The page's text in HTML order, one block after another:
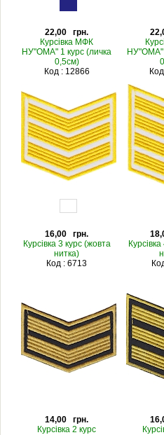
22,00 грн.
Курсівка МФК
НУ"ОМА" 1 курс (личка
0,5см)
Код : 12866
НУ"ОМА"
16,00 грн.
Курсівка 3 курс (жовта
нитка)
Код : 6713
14,00 грн.
Курсівка 2 курс